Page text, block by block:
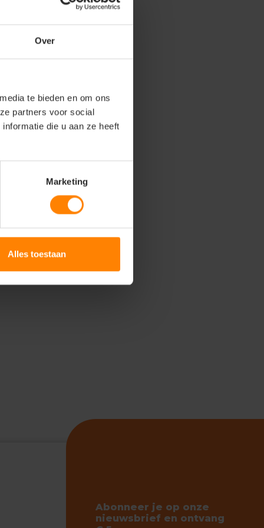
Over
te bieden en om ons
partners voor social
die u aan ze heeft
Marketing
Alles toestaan
Abonneer je op onze
nieuwsbrief en ontvang